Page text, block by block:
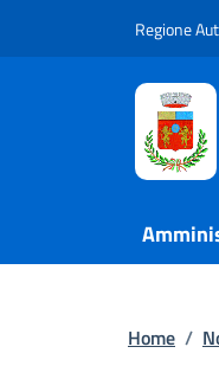
Regione
Home /